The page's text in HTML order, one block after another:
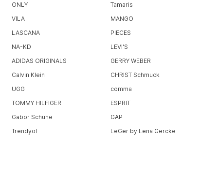
ONLY
Tamaris
VILA
MANGO
LASCANA
PIECES
NA-KD
LEVI'S
ADIDAS ORIGINALS
GERRY WEBER
Calvin Klein
CHRIST Schmuck
UGG
comma
TOMMY HILFIGER
ESPRIT
Gabor Schuhe
GAP
Trendyol
LeGer by Lena Gercke